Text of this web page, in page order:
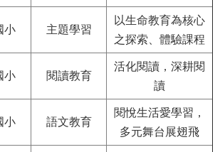
小 主題學習
以生命教育為核心
之探索、體驗課程
小 閱讀教育
活化閱讀，深耕閱
讀
小 語文教育
閱悅生活愛學習，
多元舞台展翅飛